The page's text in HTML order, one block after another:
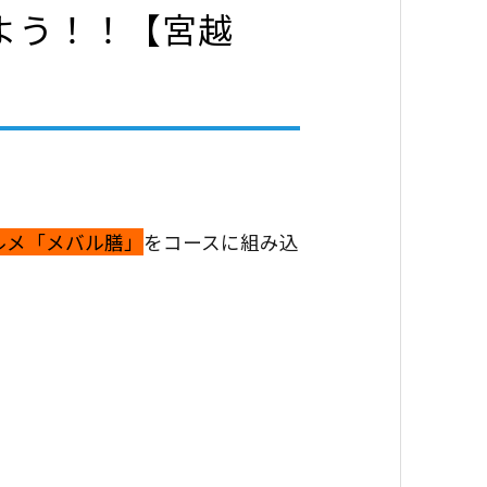
う！！【宮越
「メバル膳」 をコースに組み込